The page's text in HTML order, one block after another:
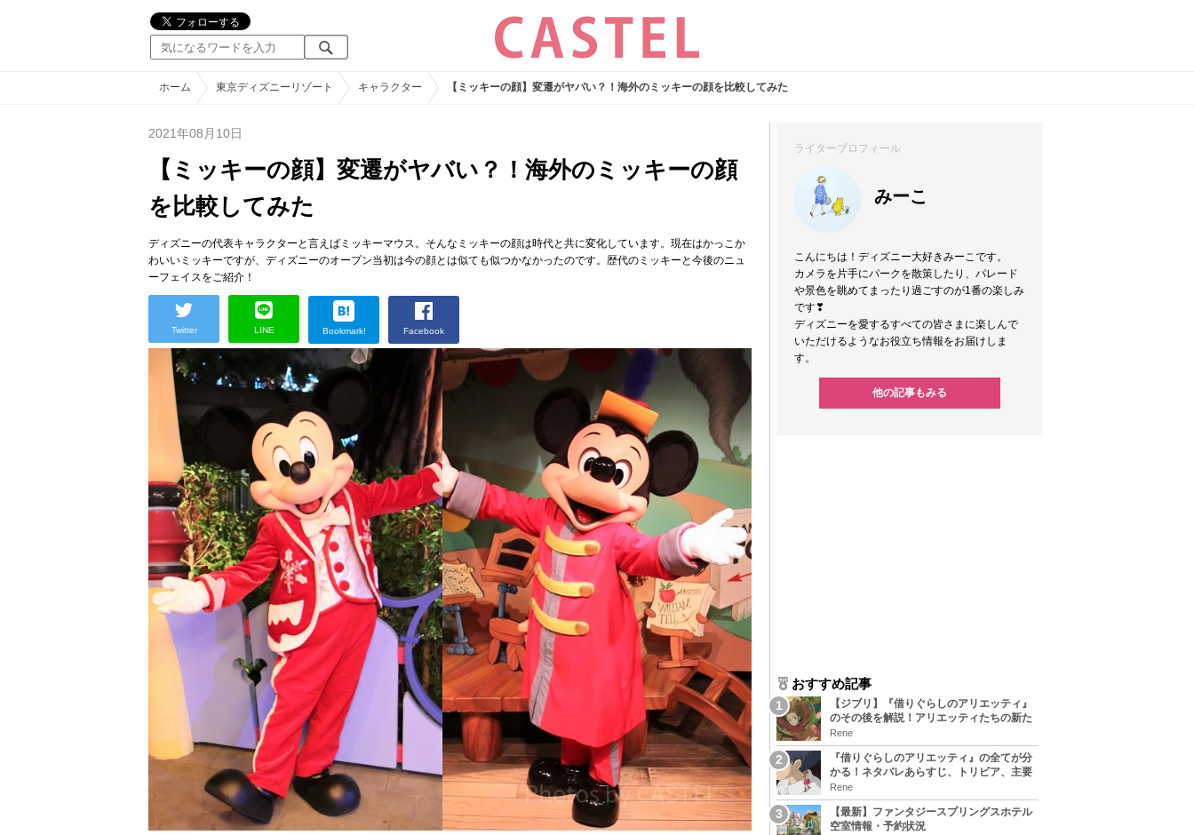
ホーム 東京ディズニーリゾート キャラクター 【ミッキーの顔】変遷がヤバい？！海外のミッキーの顔を比較してみた
2021年08月10日
【ミッキーの顔】変遷がヤバい？！海外のミッキーの顔
を比較してみた
ディズニーの代表キャラクターと言えばミッキーマウス。そんなミッキーの顔は時代と共に変化しています。現在はかっこか
わいいミッキーですが、ディズニーのオープン当初は今の顔とは似ても似つかなかったのです。歴代のミッキーと今後のニュ
ーフェイスをご紹介！
Twitter LINE Bookmark! Facebook
ライタープロフィール
みーこ
こんにちは！ディズニー大好きみーこです。
カメラを片手にパークを散策したり、パレード
や景色を眺めてまったり過ごすのが1番の楽しみ
です❣
ディズニーを愛するすべての皆さまに楽しんで
いただけるようなお役立ち情報をお届けしま
す。
他の記事もみる
おすすめ記事
【ジブリ】『借りぐらしのアリエッティ』
のその後を解説！アリエッティたちの新た
な住処は？翔の病気は治る？
Rene
『借りぐらしのアリエッティ』の全てが分
かる！ネタバレあらすじ、トリビア、主要
キャラまとめ！
Rene
【最新】ファンタジースプリングスホテル
空室情報・予約状況